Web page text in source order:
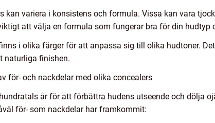
kan variera i konsistens och formula. Vissa kan vara
att välja en formula som fungerar bra för din hudtyp
i olika färger för att anpassa sig till olika hudtoner.
naturliga finishen.
för- och nackdelar med olika concealers
år för att förbättra hudens utseende och dölja
för- som nackdelar har framkommit: